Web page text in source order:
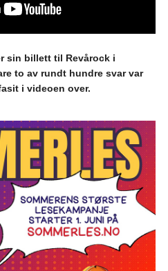
sin billett til Revårock i
to av rundt hundre svar var
i videoen over.